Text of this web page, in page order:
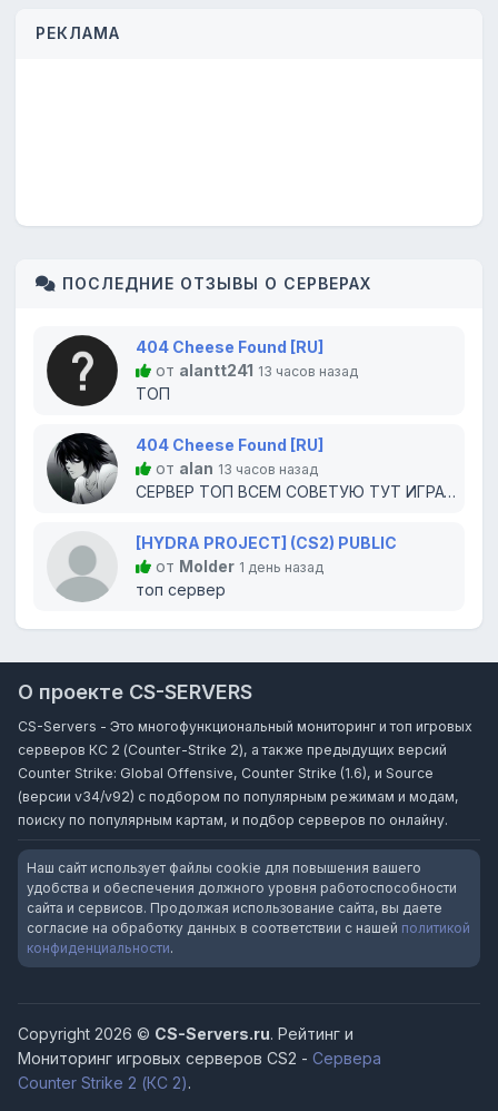
РЕКЛАМА
ПОСЛЕДНИЕ ОТЗЫВЫ О СЕРВЕРАХ
404 Cheese Found [RU]
от alantt241 13 часов назад
ТОП
404 Cheese Found [RU]
от alan 13 часов назад
СЕРВЕР ТОП ВСЕМ СОВЕТУЮ ТУТ ИГРАТЬ
[HYDRA PROJECT] (CS2) PUBLIC
от Molder 1 день назад
топ сервер
О проекте CS-SERVERS
CS-Servers - Это многофункциональный мониторинг и топ игровых
серверов КС 2 (Counter-Strike 2), а также предыдущих версий
Counter Strike: Global Offensive, Counter Strike (1.6), и Source
(версии v34/v92) с подбором по популярным режимам и модам,
поиску по популярным картам, и подбор серверов по онлайну.
Наш сайт использует файлы cookie для повышения вашего
удобства и обеспечения должного уровня работоспособности
сайта и сервисов. Продолжая использование сайта, вы даете
согласие на обработку данных в соответствии с нашей политикой
конфиденциальности.
Copyright 2026 © CS-Servers.ru. Рейтинг и
Мониторинг игровых серверов CS2 - Сервера
Counter Strike 2 (КС 2).